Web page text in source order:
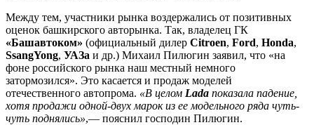
Между тем, участники рынка воздержались от позитивных
оценок башкирского авторынка. Так, владелец ГК
«Башавтоком» (официальный дилер Citroen, Ford, Honda,
SsangYong, УАЗа и др.) Михаил Пилюгин заявил, что «на
фоне российского рынка наш местный немного
затормозился». Это касается и продаж моделей
отечественного автопрома. «В целом Lada показала падение,
хотя продажи одной-двух марок из ее модельного ряда чуть-
чуть поднялись»,— пояснил господин Пилюгин.